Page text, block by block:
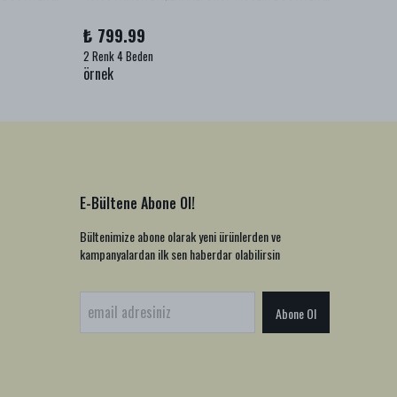
₺ 799.99
2 Renk 4 Beden
örnek
E-Bültene Abone Ol!
Bültenimize abone olarak yeni ürünlerden ve
kampanyalardan ilk sen haberdar olabilirsin
Abone Ol